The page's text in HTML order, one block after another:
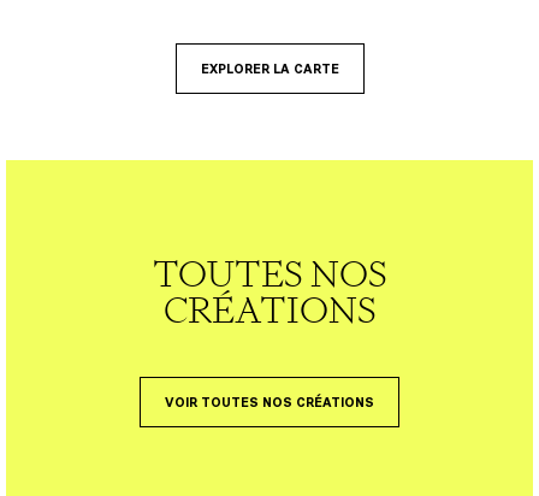
EXPLORER LA CARTE
TOUTES NOS
CRÉATIONS
VOIR TOUTES NOS CRÉATIONS